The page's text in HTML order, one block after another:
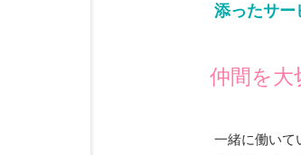
添ったサー
仲間を大
一緒に働いて